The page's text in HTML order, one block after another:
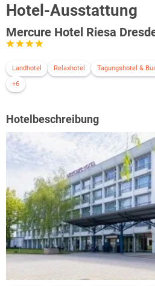
Hotel-Ausstattung
Mercure Hotel Riesa
Landhotel Relaxhotel Tagungshotel &
+6
Hotelbeschreibung